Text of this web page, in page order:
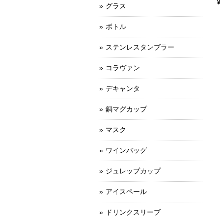
グラス
ボトル
ステンレスタンブラー
コラヴァン
デキャンタ
銅マグカップ
マスク
ワインバッグ
ジュレップカップ
アイスペール
ドリンクスリーブ